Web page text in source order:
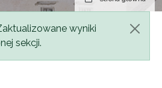
wyniki
sekcji.